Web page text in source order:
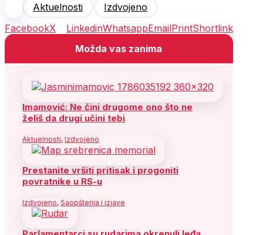
Aktuelnosti
Izdvojeno
FacebookX LinkedinWhatsappEmailPrintShortlink
Možda vas zanima
Imamović: Ne čini drugome ono što ne
želiš da drugi učini tebi
Aktuelnosti, Izdvojeno
Prestanite vršiti pritisak i progoniti
povratnike u RS-u
Izdvojeno, Saopštenja i izjave